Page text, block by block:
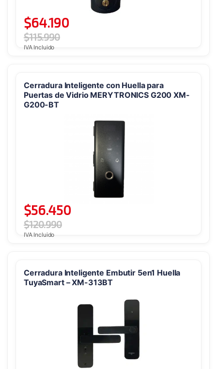
$64.190
$115.990
IVA Incluido
Cerradura Inteligente con Huella para
Puertas de Vidrio MERYTRONICS G200 XM-
G200-BT
$56.450
$120.990
IVA Incluido
Cerradura Inteligente Embutir 5en1 Huella
TuyaSmart – XM-313BT